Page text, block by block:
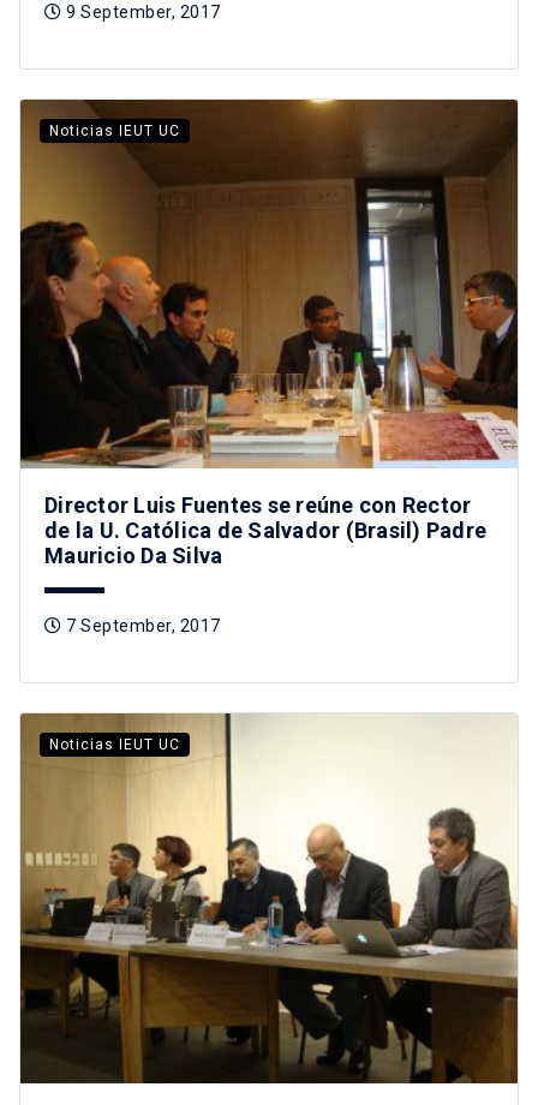
9 September, 2017
Noticias IEUT UC
Director Luis Fuentes se reúne con Rector
de la U. Católica de Salvador (Brasil) Padre
Mauricio Da Silva
7 September, 2017
Noticias IEUT UC